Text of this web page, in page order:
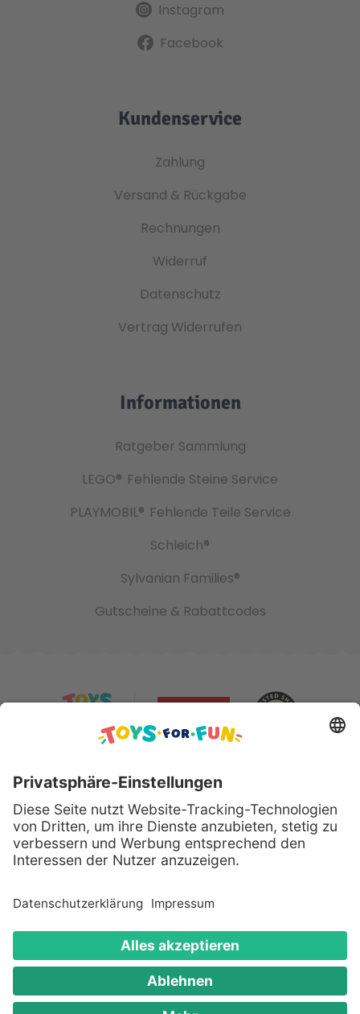
Instagram
Facebook
Kundenservice
Zahlung
Versand & Rückgabe
Rechnungen
Widerruf
Datenschutz
Vertrag Widerrufen
Informationen
Ratgeber Sammlung
LEGO® Fehlende Steine Service
PLAYMOBIL® Fehlende Teile Service
Schleich®
Sylvanian Families®
Gutscheine & Rabattcodes
Sicher bezahlen mit:
Alle genannten Produkte und Logos sind eingetragene
Warenzeichen der jeweiligen Hersteller.
Copyright © 2008 - 2026 Toys for Fun GmbH - Alle
Rechte vorbehalten